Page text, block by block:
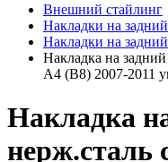
Внешний стайлинг
Накладки на
Накладки на
Накладка на
A4 (B8) 2007-2011
Накладка
нерж.сталь